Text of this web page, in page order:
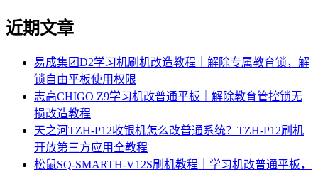
近期文章
易成集团D2学习机刷机改造教程｜解除专属教育锁，解
锁自由平板使用权限
志高CHIGO Z9学习机改普通平板｜解除教育管控锁无
损改造教程
天之河TZH-P12收银机怎么改普通系统？TZH-P12刷机
开放第三方应用全教程
松鼠SQ-SMARTH-V12S刷机教程｜学习机改普通平板，